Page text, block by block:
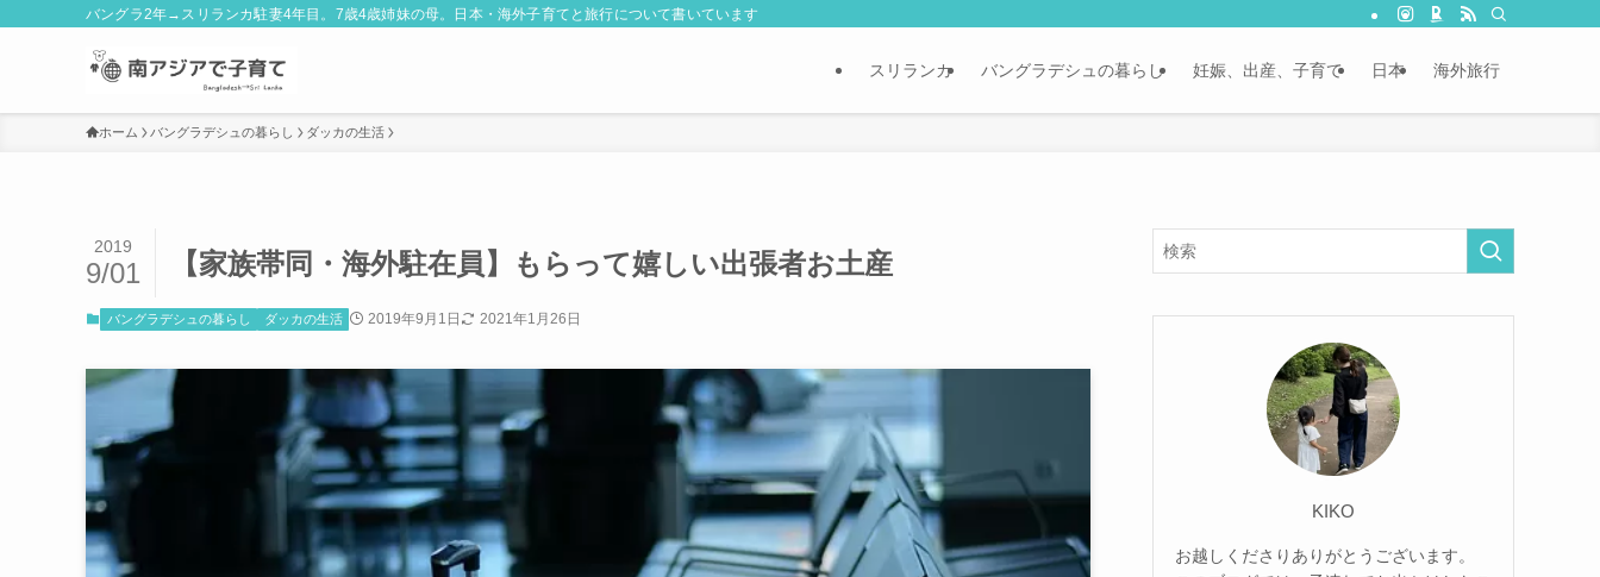
バングラ2年→スリランカ駐妻4年目。7歳4歳姉妹の母。日本・海外子育てと旅行について書いています
スリランカ バングラデシュの暮らし 妊娠、出産、子育て 日本 海外旅行
ホーム バングラデシュの暮らし ダッカの生活
【家族帯同・海外駐在員】もらって嬉しい出張者お土産
2019
9/01
バングラデシュの暮らし ダッカの生活 2019年9月1日 2021年1月26日
KIKO
お越しくださりありがとうございます。